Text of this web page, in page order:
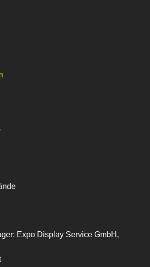
: Expo Display Service GmbH,